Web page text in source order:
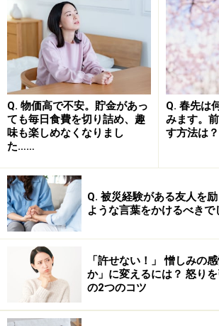
永遠の少年たちは、現実的で地道な仕
べき仕事ではない」と言って嫌います
現実に根ざした物事と格闘し、社会に
ら逃げ出したい気持ちがあるからです
飛ぶ戦士」や「宇宙に旅立つ少年」の
遠く離れて自己実現をするヒーロー像
と考えられます。
永遠の少年が抱える「マザー
ス」
こうした「永遠の少年」タイプの男
に、「マザーコンプレックス」があり
子を心から愛し慈しむ一方で、愛情の
骨抜きにしてしまう母親に対する愛憎の
Q. 物価高で不安。貯金があっ
ても毎日食費を切り詰め、趣
味も楽しめなくなりまし
た……
Q. 春先は
みます。
す方法は？
Q. 被災経験がある友人を
ような言葉をかけるべきで
「許せない！」 憎しみの
か」に変えるには？ 怒り
の2つのコツ